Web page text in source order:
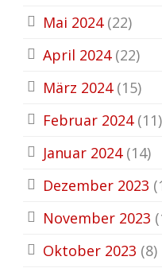
Mai 2024(22)
April 2024(22)
März 2024(15)
Februar 2024(11)
Januar 2024(14)
Dezember 2023
November 2023
Oktober 2023 (8)